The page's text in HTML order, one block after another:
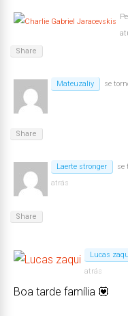
Share
Mateuzaliy se
Share
Laerte stronger se
atrás
Share
Lucas
atrás
Boa tarde família 💟